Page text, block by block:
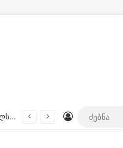
“გუშინ მანგლისიდან გავიდა და არ დაბრუნებულა” – ოჯახი დაკარგულ ქალს ეძებს Log In